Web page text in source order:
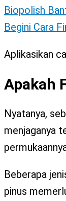
Biopolish
Begini Cara
Aplikasikan
Apakah
Nyatanya,
menjaganya
Beberapa
pinus